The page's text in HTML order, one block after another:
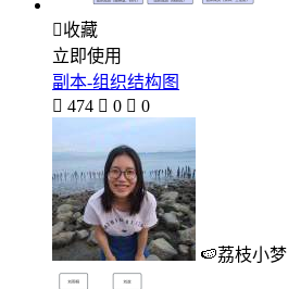
收藏
立即使用
副本-组织结构图
 474  0  0
🍉荔枝小梦